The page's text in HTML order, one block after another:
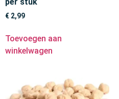
€ 2,99
Toevoegen aan
winkelwagen